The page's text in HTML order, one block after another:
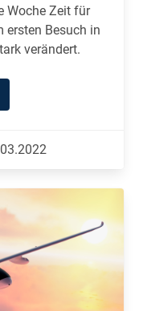
Woche Zeit für
ersten Besuch in
verändert.